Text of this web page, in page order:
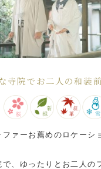
寺院でお二人の和装
ファーお薦めのロケーシ
で、ゆったりとお二人の